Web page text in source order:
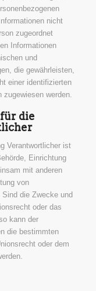
nicht
zugeordnet
Informationen
und
die gewährleisten,
einer identifizierten
werden.
die
Verantwortlicher ist
Einrichtung
mit anderen
von
die Zwecke und
oder das
kann der
die bestimmten
oder dem